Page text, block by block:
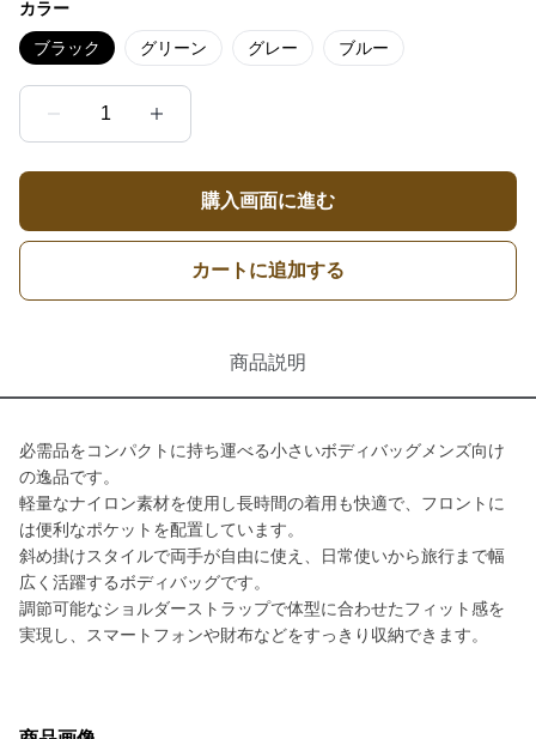
カラー
ブラック グリーン グレー ブルー
1
購入画面に進む
カートに追加する
商品説明
必需品をコンパクトに持ち運べる小さいボディバッグメンズ向け
の逸品です。
軽量なナイロン素材を使用し長時間の着用も快適で、フロントに
は便利なポケットを配置しています。
斜め掛けスタイルで両手が自由に使え、日常使いから旅行まで幅
広く活躍するボディバッグです。
調節可能なショルダーストラップで体型に合わせたフィット感を
実現し、スマートフォンや財布などをすっきり収納できます。